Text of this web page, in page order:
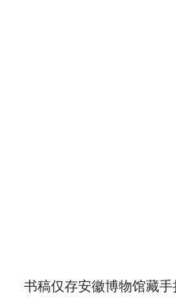
书稿仅存安徽博物馆藏